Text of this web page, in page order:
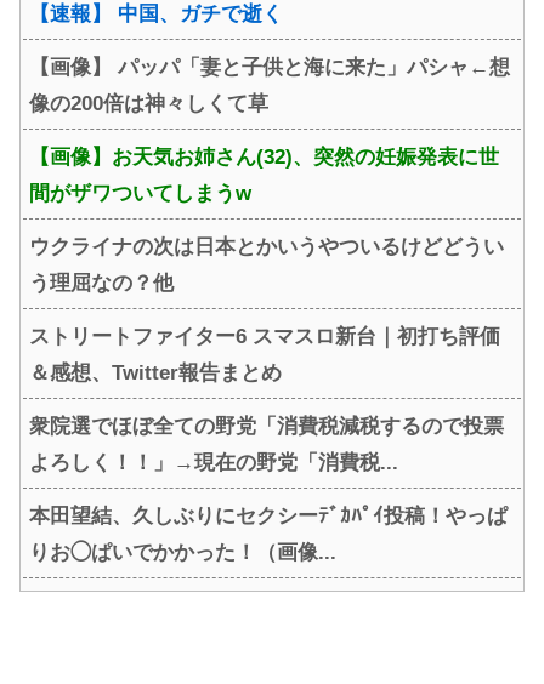
【速報】 中国、ガチで逝く
【画像】 パッパ「妻と子供と海に来た」パシャ←想
像の200倍は神々しくて草
【画像】お天気お姉さん(32)、突然の妊娠発表に世
間がザワついてしまうw
ウクライナの次は日本とかいうやついるけどどうい
う理屈なの？他
ストリートファイター6 スマスロ新台｜初打ち評価
＆感想、Twitter報告まとめ
衆院選でほぼ全ての野党「消費税減税するので投票
よろしく！！」→現在の野党「消費税...
本田望結、久しぶりにセクシーﾃﾞｶﾊﾟｲ投稿！やっぱ
りお◯ぱいでかかった！（画像...